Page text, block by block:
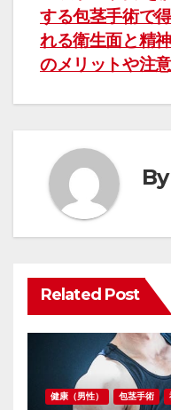
稿
ナ
ビ
ゲ
ー
シ
ン
する包茎手術で
れる衛生面と精
のメリットや注
By
Related Post
健康（男性） 包茎手術